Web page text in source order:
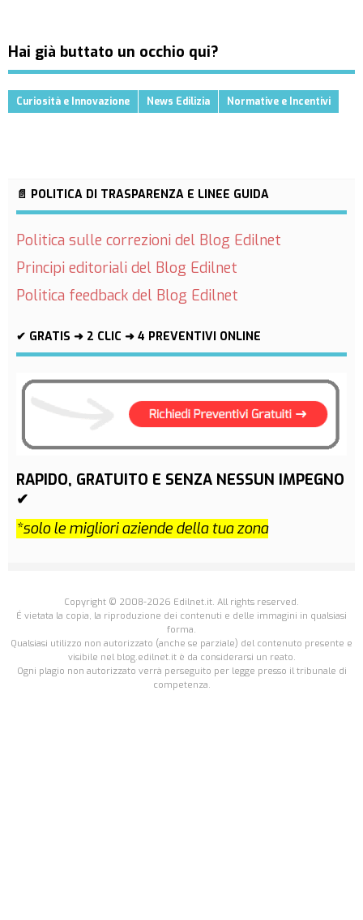
Hai già buttato un occhio qui?
Curiosità e Innovazione News Edilizia Normative e Incentivi
📄 POLITICA DI TRASPARENZA E LINEE GUIDA
Politica sulle correzioni del Blog Edilnet
Principi editoriali del Blog Edilnet
Politica feedback del Blog Edilnet
✔ GRATIS ➜ 2 CLIC ➜ 4 PREVENTIVI ONLINE
RAPIDO, GRATUITO E SENZA NESSUN IMPEGNO
✔
*solo le migliori aziende della tua zona
Copyright © 2008-2026 Edilnet.it. All rights reserved.
É vietata la copia, la riproduzione dei contenuti e delle immagini in qualsiasi
forma.
Qualsiasi utilizzo non autorizzato (anche se parziale) del contenuto presente e
visibile nel blog.edilnet.it è da considerarsi un reato.
Ogni plagio non autorizzato verrà perseguito per legge presso il tribunale di
competenza.